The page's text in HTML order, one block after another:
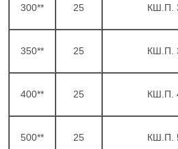
300** 25 КШ.П.
350** 25 КШ.П.
400** 25 КШ.П.
500** 25 КШ.П.